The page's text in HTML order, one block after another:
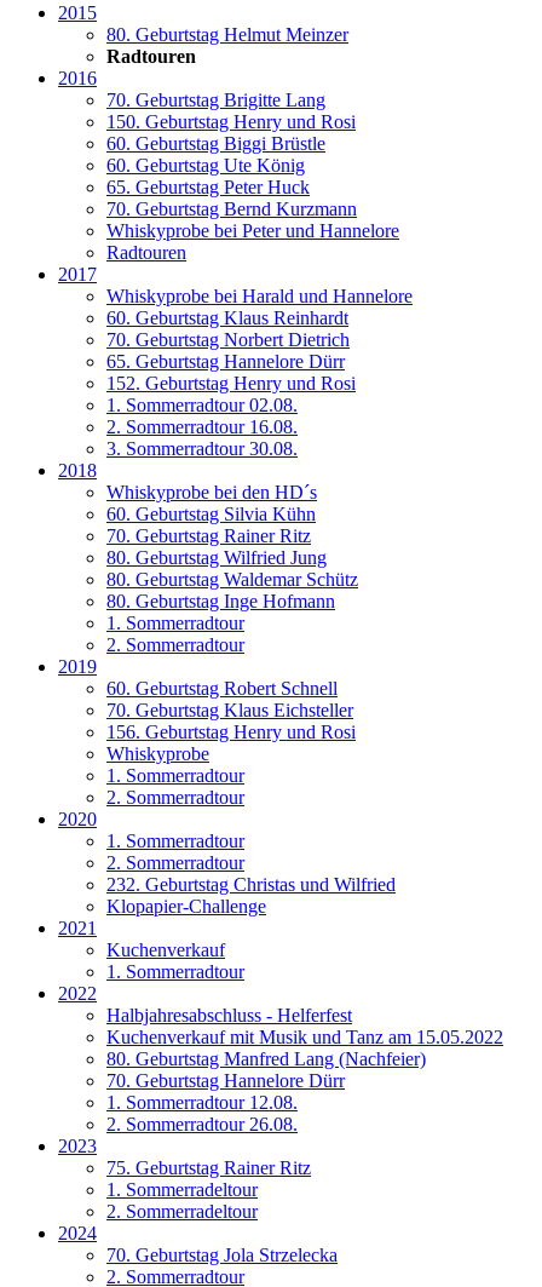
2015
80. Geburtstag Helmut Meinzer
Radtouren
2016
70. Geburtstag Brigitte Lang
150. Geburtstag Henry und Rosi
60. Geburtstag Biggi Brüstle
60. Geburtstag Ute König
65. Geburtstag Peter Huck
70. Geburtstag Bernd Kurzmann
Whiskyprobe bei Peter und Hannelore
Radtouren
2017
Whiskyprobe bei Harald und Hannelore
60. Geburtstag Klaus Reinhardt
70. Geburtstag Norbert Dietrich
65. Geburtstag Hannelore Dürr
152. Geburtstag Henry und Rosi
1. Sommerradtour 02.08.
2. Sommerradtour 16.08.
3. Sommerradtour 30.08.
2018
Whiskyprobe bei den HD´s
60. Geburtstag Silvia Kühn
70. Geburtstag Rainer Ritz
80. Geburtstag Wilfried Jung
80. Geburtstag Waldemar Schütz
80. Geburtstag Inge Hofmann
1. Sommerradtour
2. Sommerradtour
2019
60. Geburtstag Robert Schnell
70. Geburtstag Klaus Eichsteller
156. Geburtstag Henry und Rosi
Whiskyprobe
1. Sommerradtour
2. Sommerradtour
2020
1. Sommerradtour
2. Sommerradtour
232. Geburtstag Christas und Wilfried
Klopapier-Challenge
2021
Kuchenverkauf
1. Sommerradtour
2022
Halbjahresabschluss - Helferfest
Kuchenverkauf mit Musik und Tanz am 15.05.2022
80. Geburtstag Manfred Lang (Nachfeier)
70. Geburtstag Hannelore Dürr
1. Sommerradtour 12.08.
2. Sommerradtour 26.08.
2023
75. Geburtstag Rainer Ritz
1. Sommerradeltour
2. Sommerradeltour
2024
70. Geburtstag Jola Strzelecka
2. Sommerradtour